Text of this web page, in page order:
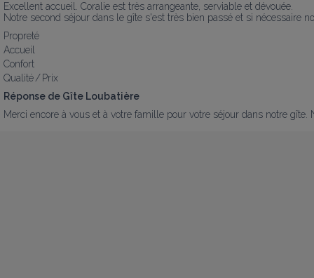
Excellent accueil. Coralie est très arrangeante, serviable et dévouée.
Notre second séjour dans le gîte s'est très bien passé et si nécessaire
Propreté
Accueil
Confort
Qualité / Prix
Réponse de Gîte Loubatière
Merci encore à vous et à votre famille pour votre séjour dans notre